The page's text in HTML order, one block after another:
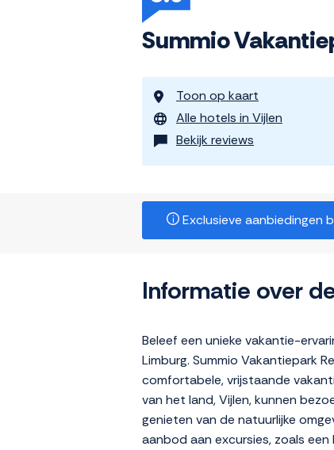
Summio
Toon op kaart
Alle hotels in Vijlen
Bekijk reviews
Exclusieve aanbiedingen
Informatie over
Beleef een unieke vakantie-
Limburg. Summio Vakantiepark
comfortabele, vrijstaande
van het land, Vijlen, kunnen
genieten van de natuurlijke
aanbod aan excursies, zoals